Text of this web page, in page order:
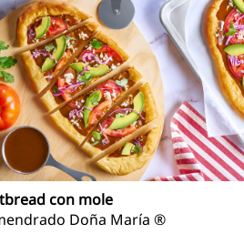
con mole
Doña María ®